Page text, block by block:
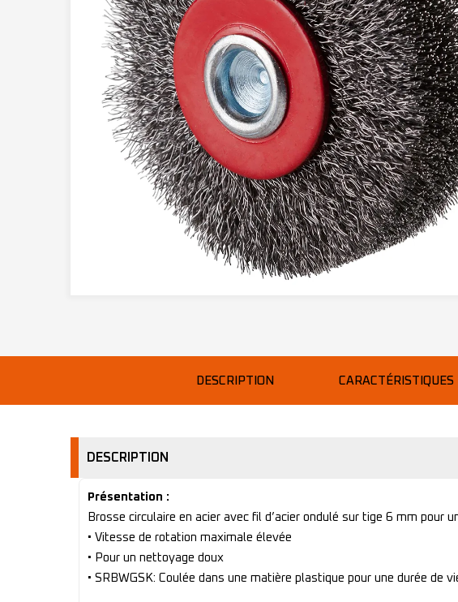
DESCRIPTION CARACTÉRISTIQUES
DESCRIPTION
Présentation :
Brosse circulaire en acier avec fil d’acier ondulé sur tige 6 mm
• Vitesse de rotation maximale élevée
• Pour un nettoyage doux
• SRBWGSK: Coulée dans une matière plastique pour une durée de